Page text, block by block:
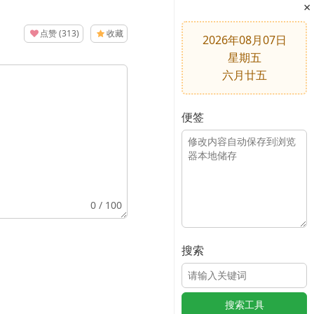
点赞(313) 收藏
0/ 100
2026年08月07日
星期五
六月廿五
便签
搜索
搜索工具
×